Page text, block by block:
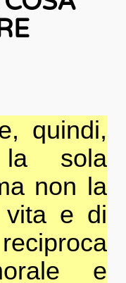
quindi,
sola
non la
vita e di
e